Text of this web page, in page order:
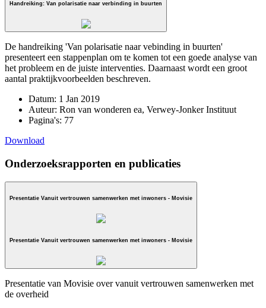
Handreiking: Van polarisatie naar verbinding in buurten
De handreiking 'Van polarisatie naar vebinding in buurten'
presenteert een stappenplan om te komen tot een goede analyse van
het probleem en de juiste interventies. Daarnaast wordt een groot
aantal praktijkvoorbeelden beschreven.
Datum: 1 Jan 2019
Auteur: Ron van wonderen ea, Verwey-Jonker Instituut
Pagina's: 77
Download
Onderzoeksrapporten en publicaties
Presentatie Vanuit vertrouwen samenwerken met inwoners - Movisie
Presentatie Vanuit vertrouwen samenwerken met inwoners - Movisie
Presentatie van Movisie over vanuit vertrouwen samenwerken met
de overheid